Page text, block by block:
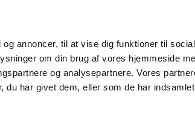
annoncer, til at vise dig funktioner til
om din brug af vores hjemmeside
og analysepartnere. Vores
du har givet dem, eller som de har
Nyheder Om os Kontakt
Tilskud og
Apoteker og salg af